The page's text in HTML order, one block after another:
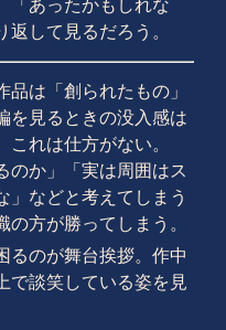
「あったかもしれな
して見るだろう。
は「創られたもの」
を見るときの没入感は
れは仕方がない。
のか」「実は周囲はス
」などと考えてしまう
方が勝ってしまう。
るのが舞台挨拶。作中
で談笑している姿を見